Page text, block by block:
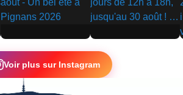
▶ ▶
Voir plus sur Instagram